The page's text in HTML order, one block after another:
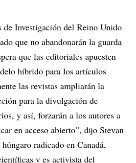
de Investigación del Reino Unido
que no abandonarán la guarda
que las editoriales apuesten
híbrido para los artículos
las revistas ampliarán la
para la divulgación de
y así, forzarán a los autores a
en acceso abierto”, dijo Stevan
radicado en Canadá,
y es activista del